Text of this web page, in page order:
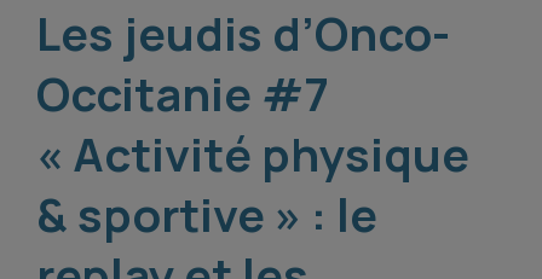
Les jeudis d’Onco-
Occitanie #7
« Activité physique
& sportive » : le